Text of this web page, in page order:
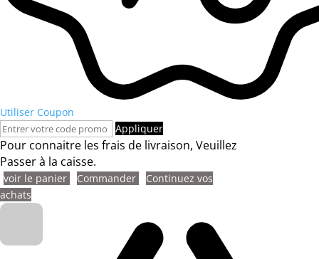
Utiliser Coupon
Appliquer
Pour connaitre les frais de livraison, Veuillez
Passer à la caisse.
voir le panier Commander
Continuez vos
achats